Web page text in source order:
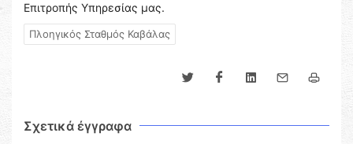
Επιτροπής Υπηρεσίας μας.
Πλοηγικός Σταθμός Καβάλας
Σχετικά έγγραφα